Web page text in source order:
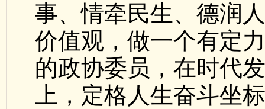
事、情牵民生、德润
价值观，做一个有定
的政协委员，在时代
上，定格人生奋斗坐